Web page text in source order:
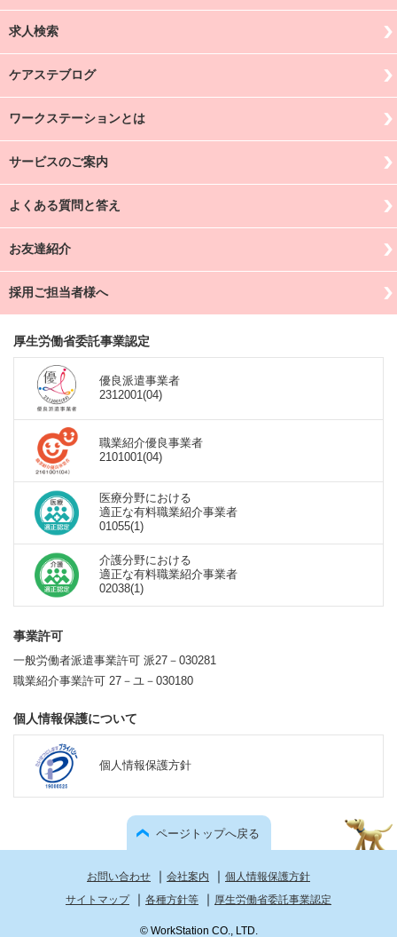
求人検索
ケアステブログ
ワークステーションとは
サービスのご案内
よくある質問と答え
お友達紹介
採用ご担当者様へ
厚生労働省委託事業認定
優良派遣事業者
2312001(04)
職業紹介優良事業者
2101001(04)
医療分野における
適正な有料職業紹介事業者
01055(1)
介護分野における
適正な有料職業紹介事業者
02038(1)
事業許可
一般労働者派遣事業許可 派27－030281
職業紹介事業許可 27－ユ－030180
個人情報保護について
個人情報保護方針
ページトップへ戻る
お問い合わせ ｜ 会社案内 ｜ 個人情報保護方針
サイトマップ
｜ 各種方針等 ｜ 厚生労働省委託事業認定
© WorkStation CO., LTD.